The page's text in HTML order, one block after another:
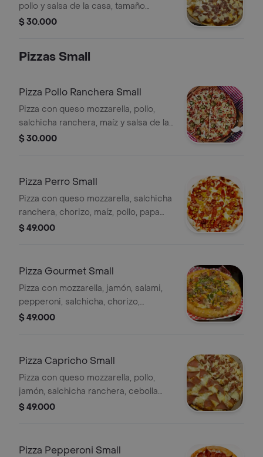
pollo y salsa de la casa, tamaño
personal, 4 porciones.
$ 30.000
Pizzas Small
Pizza Pollo Ranchera Small
Pizza con queso mozzarella, pollo,
salchicha ranchera, maíz y salsa de la
casa, tamaño small, 6 porciones.
$ 30.000
Pizza Perro Small
Pizza con queso mozzarella, salchicha
ranchera, chorizo, maíz, pollo, papa
chongo tipo fosforito frita, pimentón,
$ 49.000
Pizza Gourmet Small
Pizza con mozzarella, jamón, salami,
pepperoni, salchicha, chorizo,
butifarra, maíz, pollo, pimentón,
$ 49.000
Pizza Capricho Small
Pizza con queso mozzarella, pollo,
jamón, salchicha ranchera, cebolla
caramelizada y salsa de la casa,
$ 49.000
Pizza Pepperoni Small